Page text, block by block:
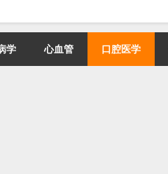
学 心血管 口腔医学